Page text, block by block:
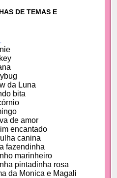
DE TEMAS E
da Luna
bita
de amor
encantado
canina
fazendinha
marinheiro
pintadinha rosa
da Monica e Magali